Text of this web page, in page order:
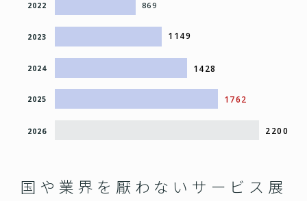
869
2022
1149
2023
1428
2024
1762
2025
2200
2026
国や業界を厭わないサービス展